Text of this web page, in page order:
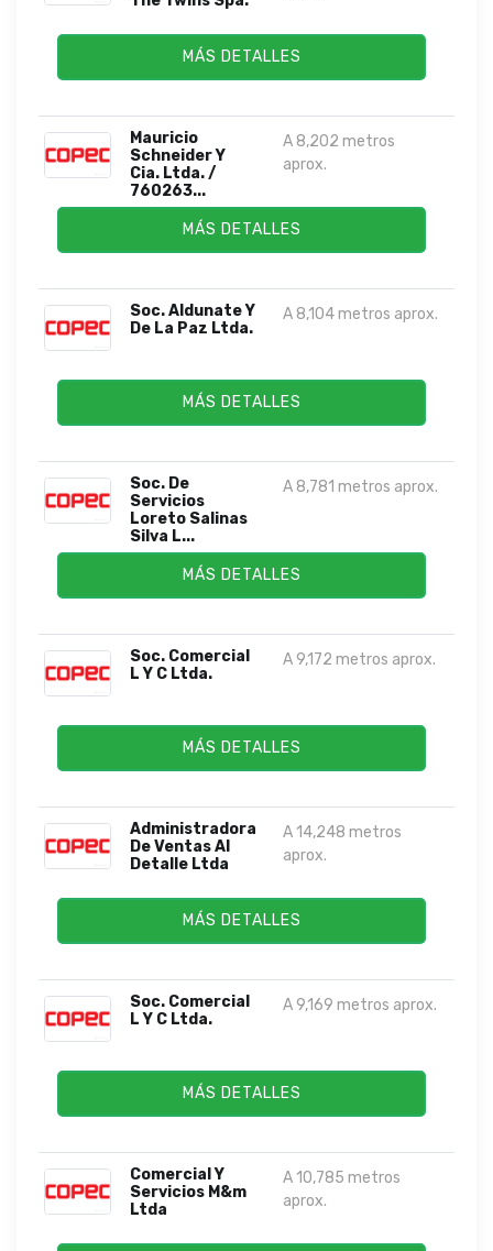
MÁS DETALLES
Mauricio
Schneider Y
Cia. Ltda. /
760263...
A 8,202 metros
aprox.
MÁS DETALLES
Soc. Aldunate Y
De La Paz Ltda.
A 8,104 metros aprox.
MÁS DETALLES
Soc. De
Servicios
Loreto Salinas
Silva L...
A 8,781 metros aprox.
MÁS DETALLES
Soc. Comercial
L Y C Ltda.
A 9,172 metros aprox.
MÁS DETALLES
Administradora
De Ventas Al
Detalle Ltda
A 14,248 metros
aprox.
MÁS DETALLES
Soc. Comercial
L Y C Ltda.
A 9,169 metros aprox.
MÁS DETALLES
Comercial Y
Servicios M&m
Ltda
A 10,785 metros
aprox.